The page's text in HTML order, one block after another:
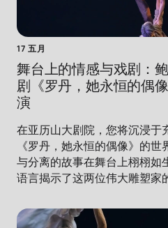
17 五月
舞台上的情感与戏剧：
剧《罗丹，她永恒的偶
演
在亚历山大剧院，您将沉浸于
《罗丹，她永恒的偶像》的
与分离的故事在舞台上栩栩如
语言揭示了这两位伟大雕塑家